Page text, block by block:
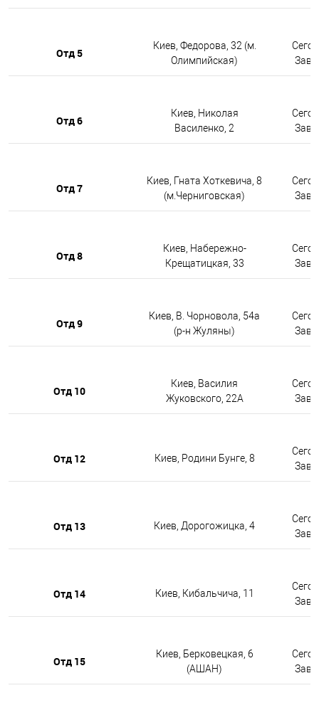
Отд 5
Киев, Федорова, 32 (м.
Олимпийская)
Отд 6
Киев, Николая
Василенко, 2
Отд 7
Киев, Гната Хоткевича, 8
(м.Черниговская)
Отд 8
Киев, Набережно-
Крещатицкая, 33
Отд 9
Киев, В. Чорновола, 54а
(р-н Жуляны)
Отд 10
Киев, Василия
Жуковского, 22А
Отд 12 Киев, Родини Бунге, 8
Отд 13 Киев, Дорогожицка, 4
Отд 14 Киев, Кибальчича, 11
Отд 15
Киев, Берковецкая, 6
(АШАН)